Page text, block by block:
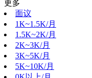
更多
面议
1K~1.5K/月
1.5K~2K/月
2K~3K/月
3K~5K/月
5K~10K/月